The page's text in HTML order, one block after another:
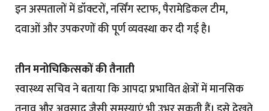
इन अस्पतालों में डॉक्टरों, नर्सिंग स्टाफ, पैरामेडिकल टीम,
दवाओं और उपकरणों की पूर्ण व्यवस्था कर दी गई है।
तीन मनोचिकित्सकों की तैनाती
स्वास्थ्य सचिव ने बताया कि आपदा प्रभावित क्षेत्रों में मानसिक